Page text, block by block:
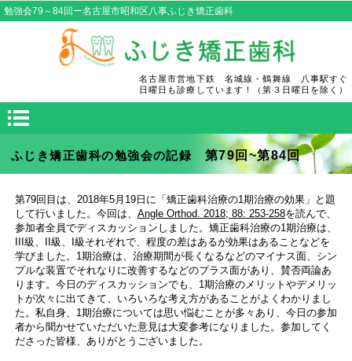
勉強会79～84回ー名古屋市昭和区八事ふじき矯正歯科
名古屋市営地下鉄 名城線・鶴舞線 八事駅すぐ
日曜日も診療しています！（第３日曜日を除く）
ふじき矯正歯科の勉強会の記録 第79回~第84回
第79回目は、2018年5月19日に「矯正歯科治療の1期治療の効果」と題
して行いました。今回は、 Angle Orthod. 2018; 88: 253-258を読んで、
参加者全員でディスカッションしました。矯正歯科治療の1期治療は、
III級、II級、I級それぞれで、程度の差はあるが効果はあることなどを
学びました。1期治療は、治療期間が長くなるなどのマイナス面、シン
プルな装置でそれなりに改善するなどのプラス面があり、賛否両論あ
ります。今日のディスカッションでも、1期治療のメリットやデメリッ
トが次々に出てきて、いろいろな考え方があることがよくわかりまし
た。私自身、1期治療については思い悩むことが多々あり、今日の参加
者から聞かせていただいた意見は大変参考になりました。参加してく
ださった皆様、ありがとうございました。